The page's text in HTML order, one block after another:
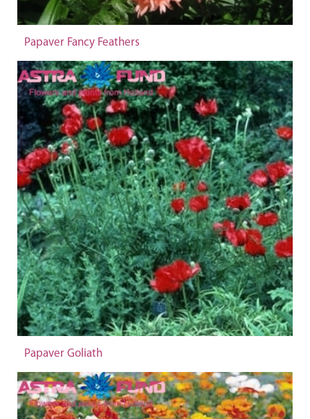
Papaver Fancy Feathers
Papaver Goliath